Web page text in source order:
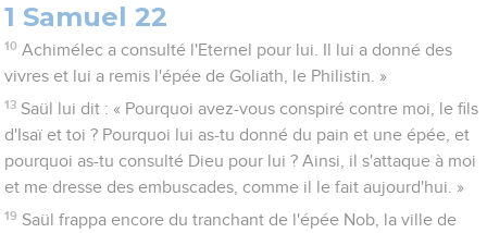
1 Samuel 22
10 Achimélec a consulté l'Eternel pour lui. Il lui a donné des
vivres et lui a remis l'épée de Goliath, le Philistin. »
13 Saül lui dit : « Pourquoi avez-vous conspiré contre moi, le fils
d'Isaï et toi ? Pourquoi lui as-tu donné du pain et une épée, et
pourquoi as-tu consulté Dieu pour lui ? Ainsi, il s'attaque à moi
et me dresse des embuscades, comme il le fait aujourd'hui. »
19 Saül frappa encore du tranchant de l'épée Nob, la ville de